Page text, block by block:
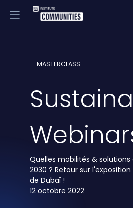
MASTERCLASS
Quelles mobilités &
2030 ? Retour sur
de Dubaï !
12 octobre 2022